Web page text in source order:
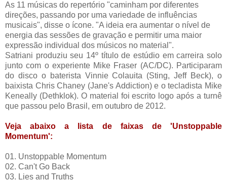
As 11 músicas do repertório "caminham por diferentes
direções, passando por uma variedade de influências
musicais", disse o ícone. "A ideia era aumentar o nível de
energia das sessões de gravação e permitir uma maior
expressão individual dos músicos no material".
Satriani produziu seu 14º título de estúdio em carreira solo
junto com o experiente Mike Fraser (AC/DC). Participaram
do disco o baterista Vinnie Colauita (Sting, Jeff Beck), o
baixista Chris Chaney (Jane's Addiction) e o tecladista Mike
Keneally (Dethklok). O material foi escrito logo após a turnê
que passou pelo Brasil, em outubro de 2012.
Veja abaixo a lista de faixas de 'Unstoppable
Momentum':
01. Unstoppable Momentum
02. Can't Go Back
03. Lies and Truths